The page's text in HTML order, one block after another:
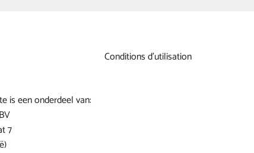
Conditions d’utilisation
is een onderdeel van:
7